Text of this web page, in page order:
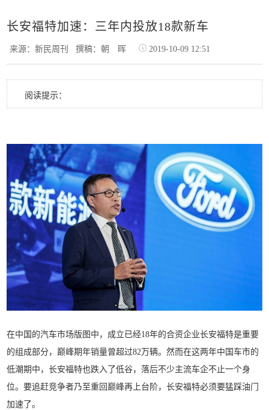
长安福特加速：三年内投放18款新车
来源：新民周刊撰稿：朝 晖 2019-10-09 12:51
阅读提示：
在中国的汽车市场版图中，成立已经18年的合资企业长安福特是重要
的组成部分，巅峰期年销量曾超过82万辆。然而在这两年中国车市的
低潮期中，长安福特也跌入了低谷，落后不少主流车企不止一个身
位。要追赶竞争者乃至重回巅峰再上台阶，长安福特必须要猛踩油门
加速了。